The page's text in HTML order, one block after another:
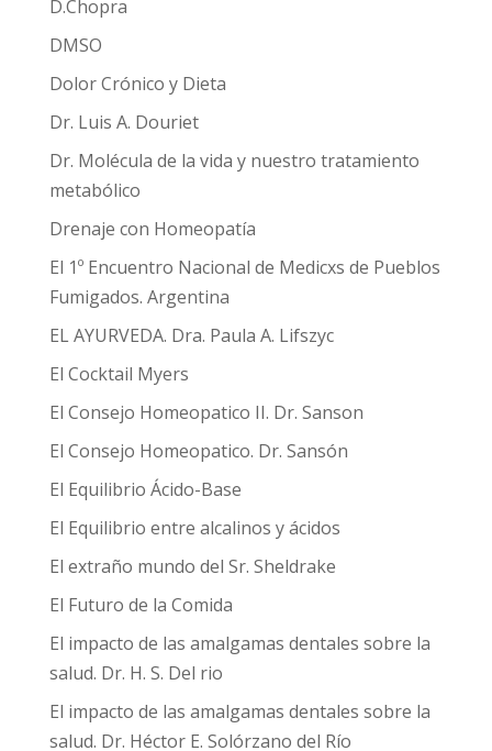
D.Chopra
DMSO
Dolor Crónico y Dieta
Dr. Luis A. Douriet
Dr. Molécula de la vida y nuestro tratamiento
metabólico
Drenaje con Homeopatía
El 1º Encuentro Nacional de Medicxs de Pueblos
Fumigados. Argentina
EL AYURVEDA. Dra. Paula A. Lifszyc
El Cocktail Myers
El Consejo Homeopatico II. Dr. Sanson
El Consejo Homeopatico. Dr. Sansón
El Equilibrio Ácido-Base
El Equilibrio entre alcalinos y ácidos
El extraño mundo del Sr. Sheldrake
El Futuro de la Comida
El impacto de las amalgamas dentales sobre la
salud. Dr. H. S. Del rio
El impacto de las amalgamas dentales sobre la
salud. Dr. Héctor E. Solórzano del Río